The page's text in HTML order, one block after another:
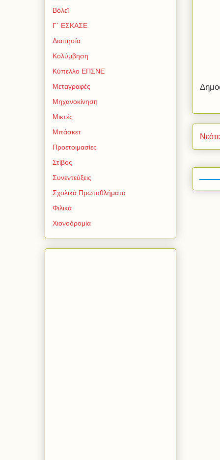
Βόλεϊ
Γ΄ ΕΣΚΑΣΕ
Διαιτησία
Κολύμβηση
Κύπελλο ΕΠΣΝΕ
Μεταγραφές
Μηχανοκίνηση
Μικτές
Μπάσκετ
Προετοιμασίες
Στίβος
Συνεντεύξεις
Σχολικά Πρωταθλήματα
Φιλικά
Χιονοδρομία